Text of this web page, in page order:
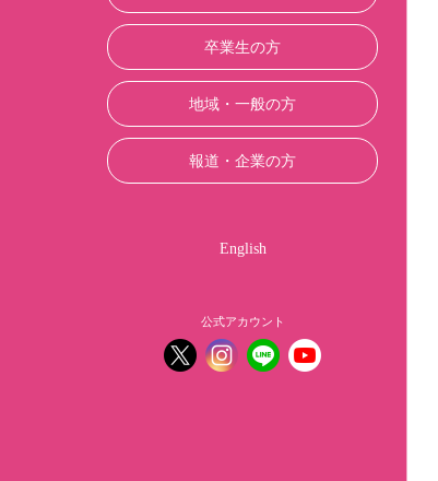
卒業生の方
地域・一般の方
報道・企業の方
English
公式アカウント